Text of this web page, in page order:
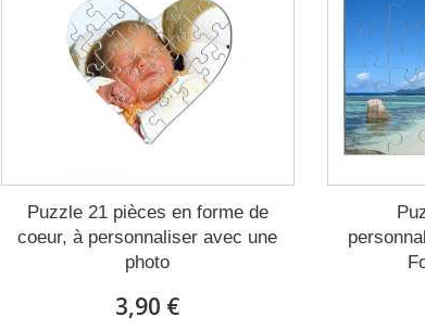
Puzzle 21 pièces en forme de
coeur, à personnaliser avec une
photo
3,90 €